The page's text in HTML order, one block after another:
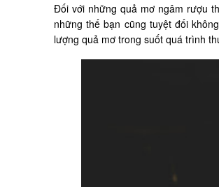
Đối với những quả mơ ngâm rượu
những thế bạn cũng tuyệt đối
lượng quả mơ trong suốt quá trình